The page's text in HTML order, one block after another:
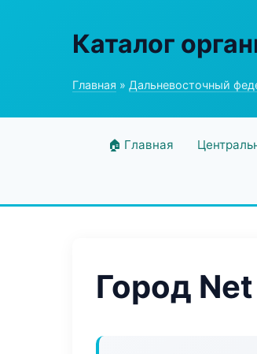
Каталог
Главная » Дальневосточный
🏠 Главная
Город